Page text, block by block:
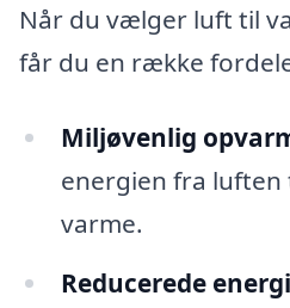
Når du vælger luft til
får du en række
Miljøvenlig
energien fra
varme.
Reducerede